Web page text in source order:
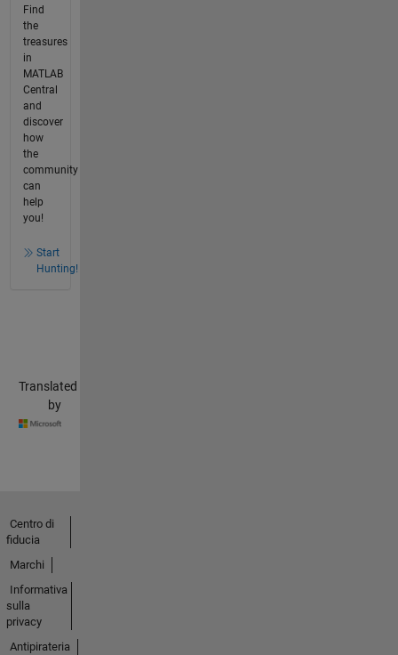
Find
the
treasures
in
MATLAB
Central
and
discover
how
the
community
can
help
you!
Start
Hunting!
Translated
by
Centro di
fiducia
Marchi
Informativa
sulla
privacy
Antipirateria